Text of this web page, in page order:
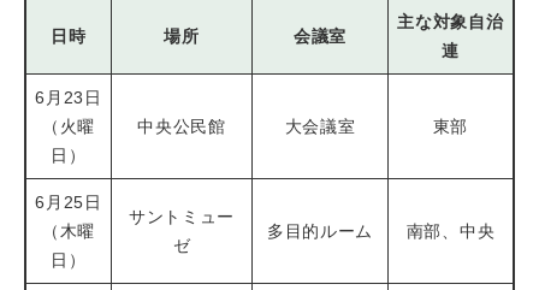
日時 場所 会議室
主な対象自治
連
6月23日
（火曜
日）
中央公民館 大会議室 東部
6月25日
（木曜
日）
サントミュー
ゼ
多目的ルーム 南部、中央